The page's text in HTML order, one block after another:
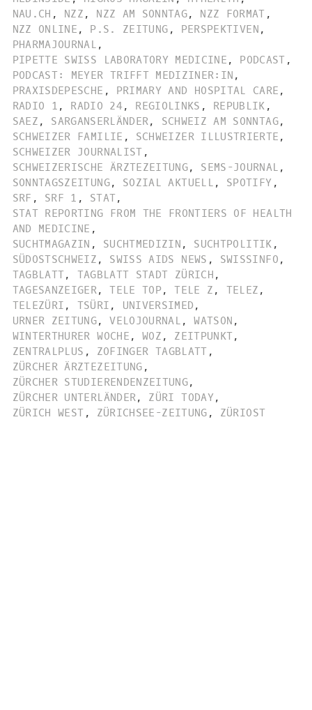
NAU.CH , NZZ , NZZ AM SONNTAG, NZZ FORMAT ,
NZZ ONLINE , P.S. ZEITUNG , PERSPEKTIVEN ,
PHARMAJOURNAL ,
PIPETTE SWISS LABORATORY MEDICINE , PODCAST ,
PODCAST: MEYER TRIFFT MEDIZINER:IN ,
PRAXISDEPESCHE , PRIMARY AND HOSPITAL CARE ,
RADIO 1 , RADIO 24, REGIOLINKS , REPUBLIK ,
SAEZ , SARGANSERLÄNDER, SCHWEIZ AM SONNTAG,
SCHWEIZER FAMILIE , SCHWEIZER ILLUSTRIERTE ,
SCHWEIZER JOURNALIST ,
SCHWEIZERISCHE ÄRZTEZEITUNG, SEMS-JOURNAL ,
SONNTAGSZEITUNG, SOZIAL AKTUELL , SPOTIFY ,
SRF , SRF 1 , STAT,
STAT REPORTING FROM THE FRONTIERS OF HEALTH
AND MEDICINE ,
SUCHTMAGAZIN , SUCHTMEDIZIN , SUCHTPOLITIK ,
SÜDOSTSCHWEIZ , SWISS AIDS NEWS , SWISSINFO ,
TAGBLATT, TAGBLATT STADT ZÜRICH ,
TAGESANZEIGER, TELE TOP, TELE Z , TELEZ ,
TELEZÜRI , TSÜRI , UNIVERSIMED ,
URNER ZEITUNG, VELOJOURNAL , WATSON ,
WINTERTHURER WOCHE , WOZ , ZEITPUNKT,
ZENTRALPLUS , ZOFINGER TAGBLATT ,
ZÜRCHER ÄRZTEZEITUNG ,
ZÜRCHER STUDIERENDENZEITUNG,
ZÜRCHER UNTERLÄNDER, ZÜRI TODAY,
ZÜRICH WEST , ZÜRICHSEE-ZEITUNG , ZÜRIOST